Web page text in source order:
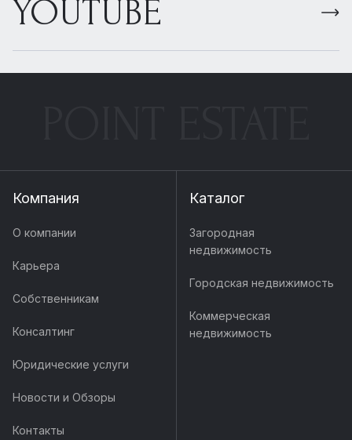
YOUTUBE
Компания
О компании
Карьера
Собственникам
Консалтинг
Юридические услуги
Новости и Обзоры
Контакты
Каталог
Загородная
недвижимость
Городская недвижимость
Коммерческая
недвижимость